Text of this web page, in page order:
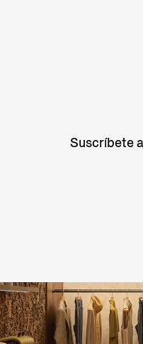
Suscríbete